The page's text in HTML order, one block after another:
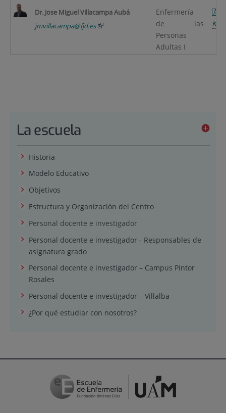
Dr. Jose Miguel Villacampa Aubá
jmvillacampa@fjd.es
Enfermería
de las
Personas
Adultas I
KB
La escuela
Historia
Modelo Educativo
Objetivos
Estructura y Organización del Centro
Personal docente e investigador
Personal docente e investigador - Responsables de
asignatura grado
Personal docente e investigador – Campus Pintor
Rosales
Personal docente e investigador – Villalba
¿Por qué estudiar con nosotros?